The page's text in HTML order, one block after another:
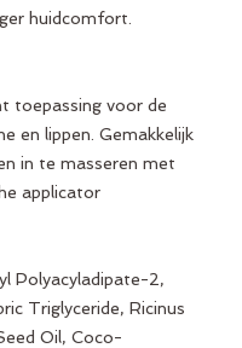
huidcomfort.
toepassing voor de
en lippen. Gemakkelijk
in te masseren met
applicator
Polyacyladipate-2,
Triglyceride, Ricinus
Oil, Coco-